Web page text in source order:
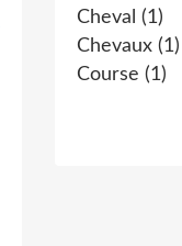
Cheval (1)
Chevaux (1)
Course (1)